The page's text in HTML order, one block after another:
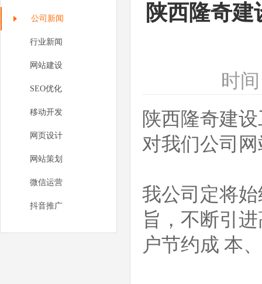
公司新闻
行业新闻
网站建设
SEO优化
移动开发
网页设计
网站策划
微信运营
抖音推广
陕西隆奇
时
陕西隆奇建
对我们公司
我公司定将
旨，不断引
户节约成 本